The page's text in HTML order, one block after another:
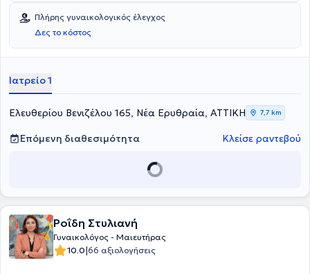
διαθέτει μεταπτυχιακό τίτλο στην Παθολογία Κύησης από το Εθνικό
και Καποδιστριακό Πανεπιστήμιο Αθηνών. Εκπλήρωσε την
υπηρεσία υπαίθρου στο Κέντρο Υγείας - Γενικό Νοσοκομείο των
Μολάων. Διετέλεσε τμήμα της ειδικότητας του στο Γενικό
Νοσοκομείο - Μαιευτήριο "Έλενα Βενιζέλου". Τέλος, ο γιατρός έχει
εργαστεί ως Επιμελητής στο Κέντρο Υγείας Νέας Μάκρης και στο
Πλήρης γυναικολογικός έλεγχος
Δες το κόστος
Ιατρείο 1
Ελευθερίου Βενιζέλου 165, Νέα Ερυθραία, ΑΤΤΙΚΗ 7,7 km
Επόμενη διαθεσιμότητα Κλείσε ραντεβού
Ροΐδη Στυλιανή
Γυναικολόγος - Μαιευτήρας
10.0|66 αξιολογήσεις